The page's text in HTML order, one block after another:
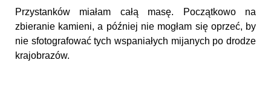
Przystanków miałam całą masę. Początkowo na
zbieranie kamieni, a później nie mogłam się oprzeć, by
nie sfotografować tych wspaniałych mijanych po drodze
krajobrazów.